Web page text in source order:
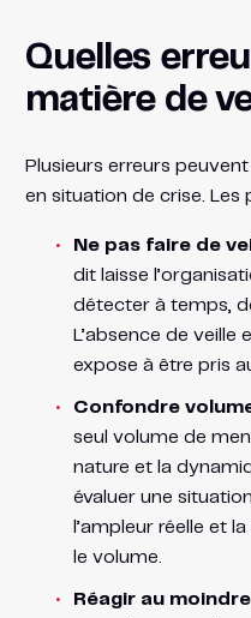
Quelles
matière de
Plusieurs erreurs
en situation de crise. Les
Ne pas faire de
dit laisse
détecter à temps,
L’absence de veille
expose à être pris
Confondre
seul volume de
nature et la
évaluer une
l’ampleur réelle et
le volume.
Réagir au